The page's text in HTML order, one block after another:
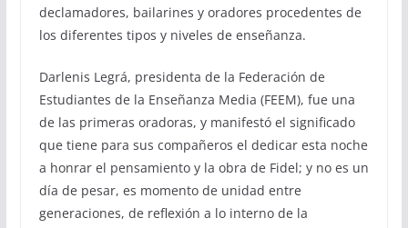
declamadores, bailarines y oradores procedentes de
los diferentes tipos y niveles de enseñanza.
Darlenis Legrá, presidenta de la Federación de
Estudiantes de la Enseñanza Media (FEEM), fue una
de las primeras oradoras, y manifestó el significado
que tiene para sus compañeros el dedicar esta noche
a honrar el pensamiento y la obra de Fidel; y no es un
día de pesar, es momento de unidad entre
generaciones, de reflexión a lo interno de la